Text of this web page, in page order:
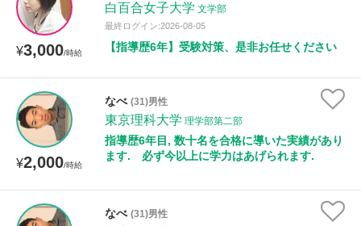
¥3,000/時給
白百合女子大学 文学部
最終ログイン:2026-08-05
【指導歴6年】受験対策、是非お任せください
¥2,000/時給
なべ (31)男性
東京理科大学 理学部第二部
指導歴6年目, 数十名を合格に導いた実績があり
ます. 必ず今以上に学力はあげられます.
なべ (31)男性